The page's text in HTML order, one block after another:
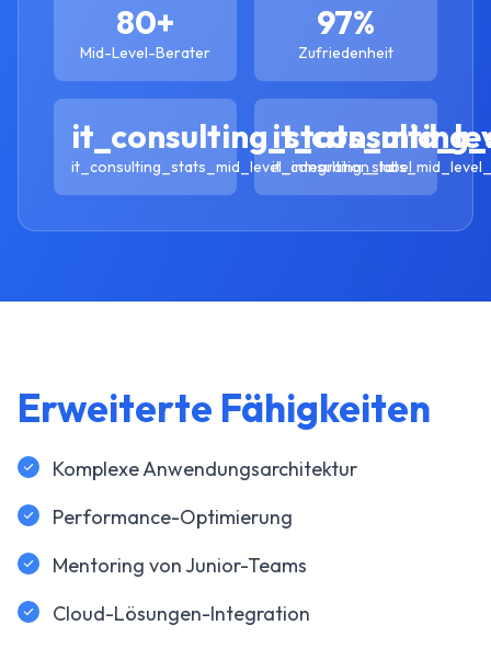
80+
Mid-Level-Berater
97%
Zufriedenheit
it_consulting_stats_mid_level_integration_label
Erweiterte Fähigkeiten
Komplexe Anwendungsarchitektur
Performance-Optimierung
Mentoring von Junior-Teams
Cloud-Lösungen-Integration